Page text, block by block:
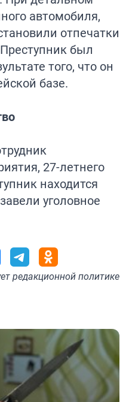
автомобиля,
отпечатки
был
того, что он
базе.
27-летнего
находится
уголовное
редакционной политике